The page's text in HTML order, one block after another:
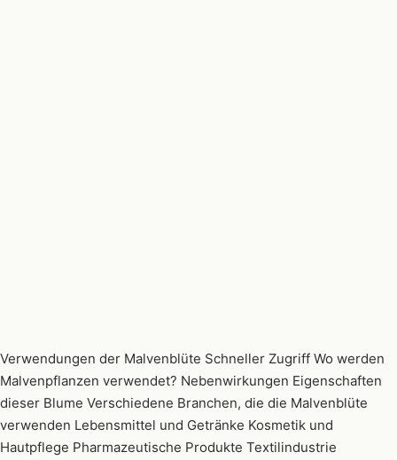
Verwendungen der Malvenblüte Schneller Zugriff Wo werden
Malvenpflanzen verwendet? Nebenwirkungen Eigenschaften
dieser Blume Verschiedene Branchen, die die Malvenblüte
verwenden Lebensmittel und Getränke Kosmetik und
Hautpflege Pharmazeutische Produkte Textilindustrie